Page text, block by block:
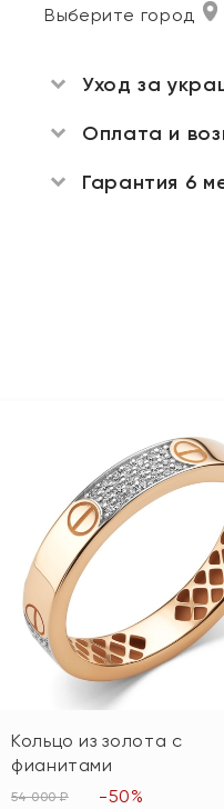
Выберите город
Уход за
Оплата и
Гарантия 6
Кольцо из золота с
фианитами
54 000 ₽ -50%